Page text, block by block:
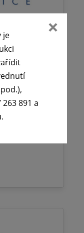
momentálně
li
je
891 a